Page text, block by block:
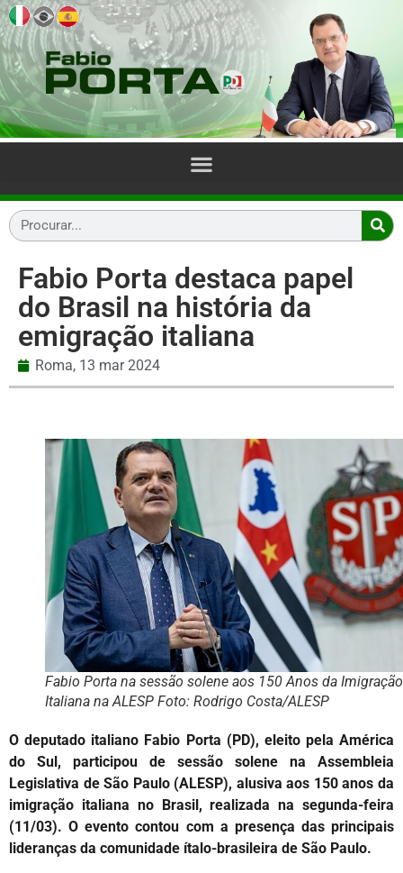
Fabio Porta destaca papel
do Brasil na história da
emigração italiana
Roma, 13 mar 2024
Fabio Porta na sessão solene aos 150 Anos da Imigração
Italiana na ALESP Foto: Rodrigo Costa/ALESP
O deputado italiano Fabio Porta (PD), eleito pela América
do Sul, participou de sessão solene na Assembleia
Legislativa de São Paulo (ALESP), alusiva aos 150 anos da
imigração italiana no Brasil, realizada na segunda-feira
(11/03). O evento contou com a presença das principais
lideranças da comunidade ítalo-brasileira de São Paulo.